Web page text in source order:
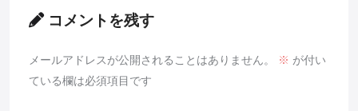
コメントを残す
メールアドレスが公開されることはありません。 ※ が付い
ている欄は必須項目です